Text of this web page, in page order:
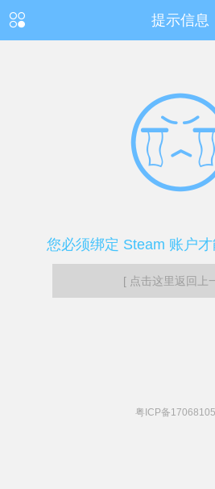
提示信息
您必须绑定 Steam 账户才
[ 点击这里返回上
粤ICP备